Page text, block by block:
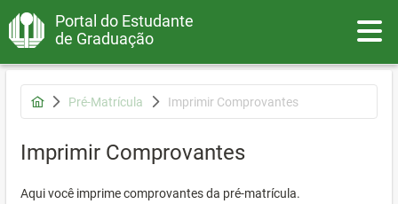
Portal do Estudante
de Graduação
Pré-Matrícula Imprimir Comprovantes
Imprimir Comprovantes
Aqui você imprime comprovantes da pré-matrícula.